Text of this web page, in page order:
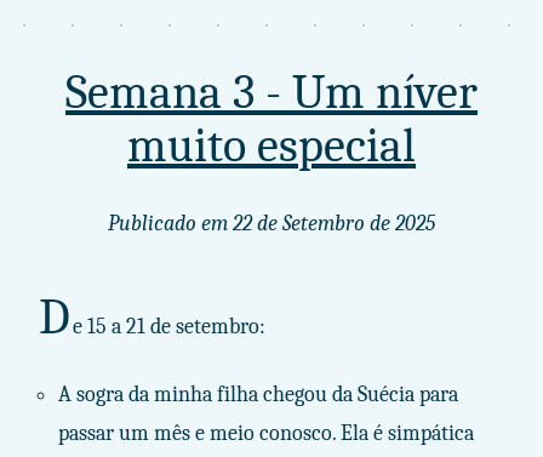
Semana 3 - Um níver
muito especial
Publicado em22 de Setembro de 2025
De 15 a 21 de setembro:
A sogra da minha filha chegou da Suécia para
passar um mês e meio conosco. Ela é simpática